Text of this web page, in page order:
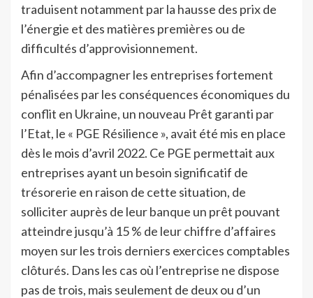
traduisent notamment par la hausse des prix de
l’énergie et des matières premières ou de
difficultés d’approvisionnement.
Afin d’accompagner les entreprises fortement
pénalisées par les conséquences économiques du
conflit en Ukraine, un nouveau Prêt garanti par
l’Etat, le « PGE Résilience », avait été mis en place
dès le mois d’avril 2022. Ce PGE permettait aux
entreprises ayant un besoin significatif de
trésorerie en raison de cette situation, de
solliciter auprès de leur banque un prêt pouvant
atteindre jusqu’à 15 % de leur chiffre d’affaires
moyen sur les trois derniers exercices comptables
clôturés. Dans les cas où l’entreprise ne dispose
pas de trois, mais seulement de deux ou d’un